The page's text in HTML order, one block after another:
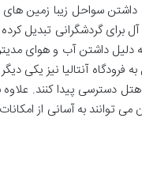
داشتن سواحل زیبا زمین
گردشگرانی تبدیل
داشتن آب و هوای
آنتالیا نیز یکی
دسترسی پیدا کنند. علاوه
می توانند به آسانی از